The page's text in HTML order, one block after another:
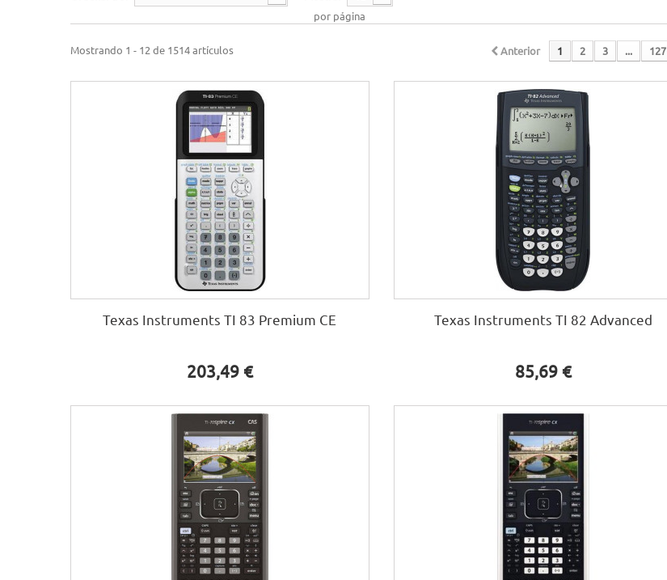
por página
Anterior 1 2 3 ... 127
Mostrando 1 - 12 de 1514 artículos
Texas Instruments TI 83 Premium CE
203,49 €
Texas Instruments TI 82 Advanced
85,69 €